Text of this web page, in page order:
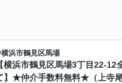
横浜市鶴見区馬場
【横浜市鶴見区馬場3丁目22-12
】★仲介手数料無料★（上寺